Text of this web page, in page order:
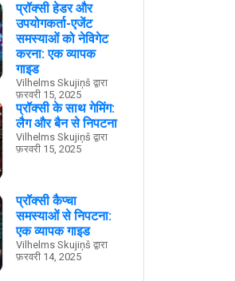
प्रॉक्सी हेडर और
उपयोगकर्ता-एजेंट
समस्याओं को नेविगेट
करना: एक व्यापक
गाइड
Vilhelms Skujiņš द्वारा
फ़रवरी 15, 2025
प्रॉक्सी के साथ गेमिंग:
लैग और बैन से निपटना
Vilhelms Skujiņš द्वारा
फ़रवरी 15, 2025
प्रॉक्सी कैप्चा
समस्याओं से निपटना:
एक व्यापक गाइड
Vilhelms Skujiņš द्वारा
फ़रवरी 14, 2025